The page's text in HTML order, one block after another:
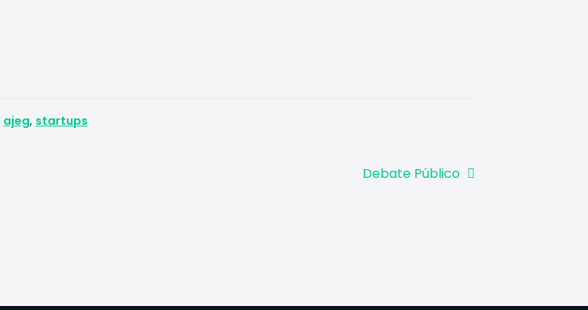
ajeg, startups
Artigo
Debate Público